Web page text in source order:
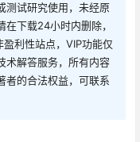
测试研究使用，未经原
下载24小时内删除，
盈利性站点，VIP功能仅
术解答服务，所有内容
者的合法权益，可联系